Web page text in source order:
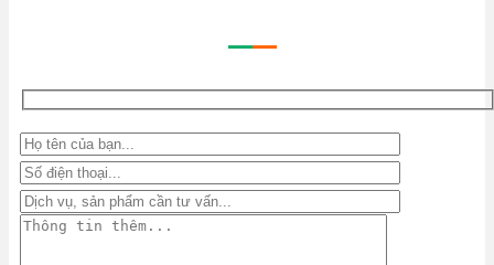
——